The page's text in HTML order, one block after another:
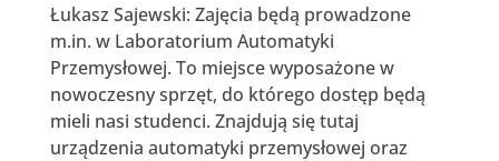
Łukasz Sajewski: Zajęcia będą prowadzone
m.in. w Laboratorium Automatyki
Przemysłowej. To miejsce wyposażone w
nowoczesny sprzęt, do którego dostęp będą
mieli nasi studenci. Znajdują się tutaj
urządzenia automatyki przemysłowej oraz